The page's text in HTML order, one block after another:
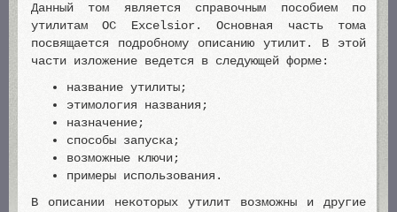
Данный том является справочным пособием по
утилитам ОС Excelsior. Основная часть тома
посвящается подробному описанию утилит. В этой
части изложение ведется в следующей форме:
название утилиты;
этимология названия;
назначение;
способы запуска;
возможные ключи;
примеры использования.
В описании некоторых утилит возможны и другие